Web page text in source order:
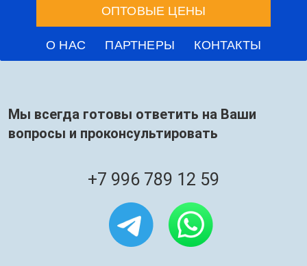
ОПТОВЫЕ ЦЕНЫ
О НАС
ПАРТНЕРЫ КОНТАКТЫ
Мы всегда готовы ответить на Ваши
вопросы и проконсультировать
+7 996 789 12 59